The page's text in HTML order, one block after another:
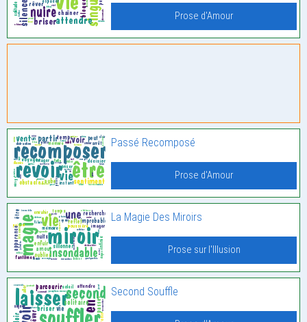
Prose d'Amour
Passé Recomposé
Prose d'Amour
La Magie Des Miroirs
Prose sur l'Illusion
Second Souffle